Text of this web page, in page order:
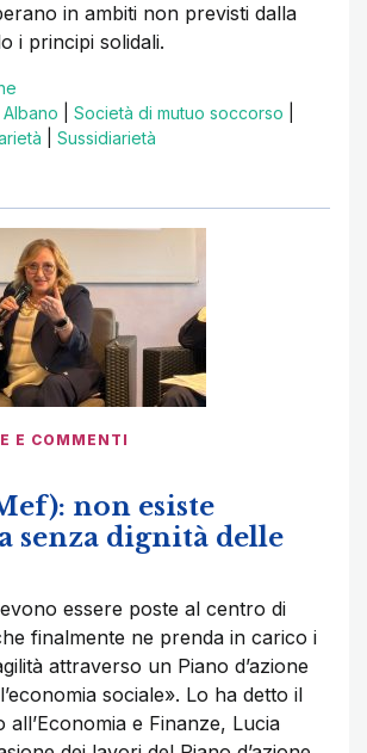
in ambiti non previsti dalla
i principi solidali.
Società di mutuo soccorso
Sussidiarietà
E COMMENTI
non esiste
senza dignità delle
essere poste al centro di
finalmente ne prenda in carico i
attraverso un Piano d’azione
sociale». Lo ha detto il
all’Economia e Finanze, Lucia